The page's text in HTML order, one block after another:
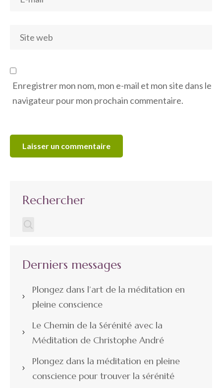
Enregistrer mon nom, mon e-mail et mon site dans le
navigateur pour mon prochain commentaire.
Rechercher
Derniers messages
Plongez dans l’art de la méditation en
pleine conscience
Le Chemin de la Sérénité avec la
Méditation de Christophe André
Plongez dans la méditation en pleine
conscience pour trouver la sérénité